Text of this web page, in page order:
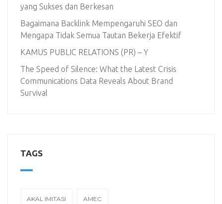
yang Sukses dan Berkesan
Bagaimana Backlink Mempengaruhi SEO dan
Mengapa Tidak Semua Tautan Bekerja Efektif
KAMUS PUBLIC RELATIONS (PR) – Y
The Speed of Silence: What the Latest Crisis
Communications Data Reveals About Brand
Survival
TAGS
AKAL IMITASI AMEC